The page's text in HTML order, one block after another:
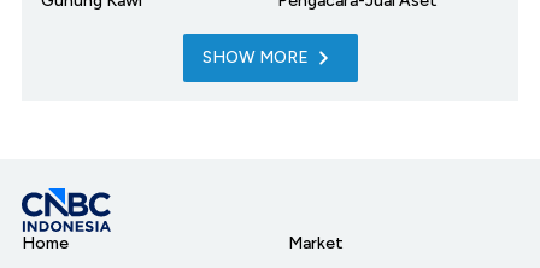
SHOW MORE
Home
Market